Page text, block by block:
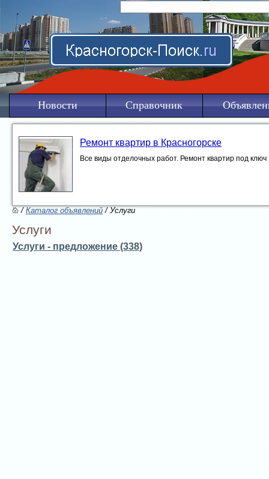
Новости Справочник
Ремонт квартир в Красногорске
Все виды отделочных работ. Ремонт квартир под ключ
/Каталог объявлений/ Услуги
Услуги
Услуги - предложение (338)